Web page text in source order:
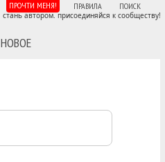
НОВОЕ
ПРОЧТИ МЕНЯ! ПРАВИЛА ПОИСК
стань автором. присоединяйся к сообществу!